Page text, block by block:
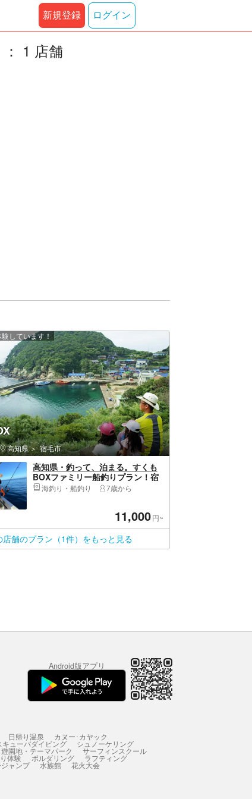
新規登録 ログイン
1 店舗
高知県 宿毛市
しています！
高知県・釣って、泊まる。すくも
BOXファミリー船釣りプラン！宿
泊付き、手ぶらでOK！無料レンタ
海釣り・船釣り 7歳から
11,000円~
店舗のプラン（1件）をもっと見る
Android版アプリ
日帰り温泉 カヌー･カヤック
キューバダイビング シュノーケリング
遊園地・テーマパーク サーフィンスクール
体験 ボルダリング ラフティング
ャンプ 水族館 花火大会